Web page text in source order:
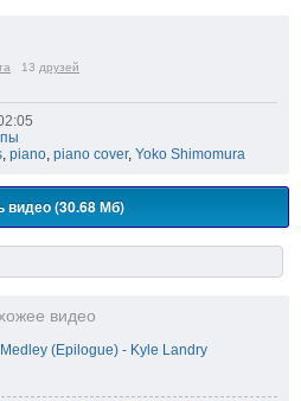
13 друзей
, piano, piano cover, Yoko Shimomura
видео (30.68 Мб)
видео
(Epilogue) - Kyle Landry